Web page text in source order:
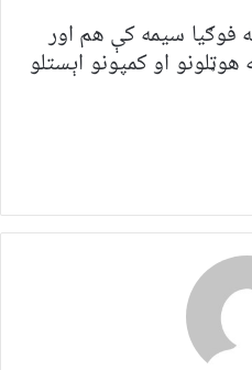
فوګیا سیمه کې هم اور
یې له هوټلونو او کمپونو اېستلو